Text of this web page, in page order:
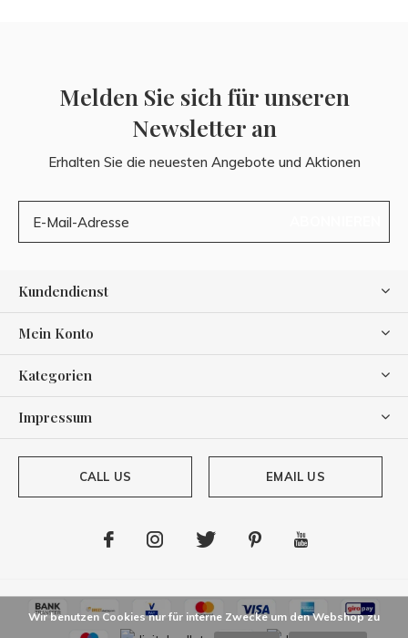
Melden Sie sich für unseren
Newsletter an
Erhalten Sie die neuesten Angebote und Aktionen
Kundendienst
Mein Konto
Kategorien
Impressum
CALL US EMAIL US
Wir benutzen Cookies nur für interne Zwecke um den Webshop zu